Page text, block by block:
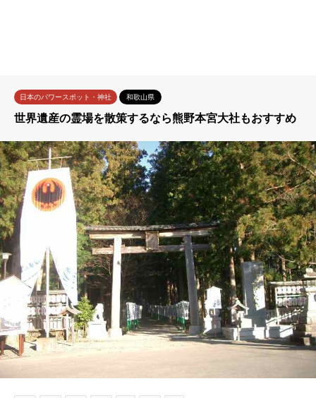
日本のパワースポット・神社 和歌山県
世界遺産の霊場を散策するなら熊野本宮大社もおすすめ